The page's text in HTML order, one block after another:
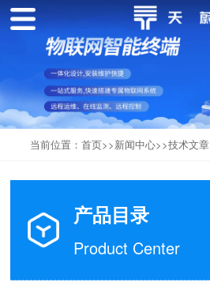
当前位置： 首页>>新闻中心>>技术文章
产品目录
Product Center